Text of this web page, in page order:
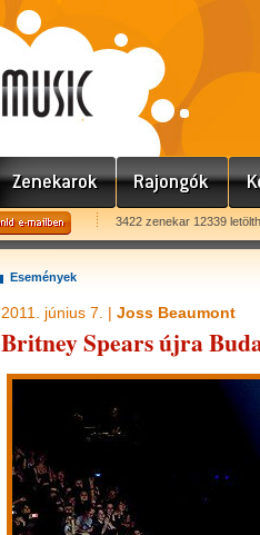
3422 zenekar 12339
Események
2011. június 7. | Joss Beaumont
Britney Spears újra